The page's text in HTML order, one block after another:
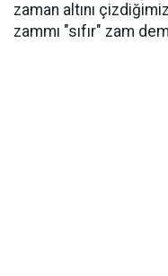
zaman altını
zammı "sıfır" zam